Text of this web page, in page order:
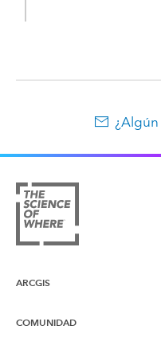
ARCGIS
Descripción general de ArcGIS
COMUNIDAD